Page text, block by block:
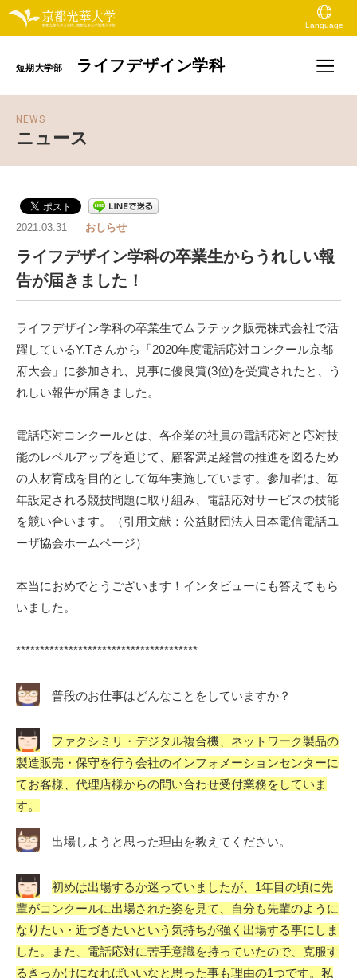
Language
短期大学部 ライフデザイン学科
NEWS
ニュース
2021.03.31 おしらせ
ライフデザイン学科の卒業生からうれしい報
告が届きました！
ライフデザイン学科の卒業生でムラテック販売株式会社で活
躍しているY.Tさんから「2020年度電話応対コンクール京都
府大会」に参加され、見事に優良賞(3位)を受賞されたと、う
れしい報告が届きました。
電話応対コンクールとは、各企業の社員の電話応対と応対技
能のレベルアップを通じて、顧客満足経営の推進を図るため
の人材育成を目的として毎年実施しています。参加者は、毎
年設定される競技問題に取り組み、電話応対サービスの技能
を競い合います。（引用文献：公益財団法人日本電信電話ユ
ーザ協会ホームページ）
本当におめでとうございます！インタビューにも答えてもら
いました。
**************************************
普段のお仕事はどんなことをしていますか？
ファクシミリ・デジタル複合機、ネットワーク製品の
製造販売・保守を行う会社のインフォメーションセンターに
てお客様、代理店様からの問い合わせ受付業務をしていま
す。
出場しようと思った理由を教えてください。
初めは出場するか迷っていましたが、1年目の頃に先
輩がコンクールに出場された姿を見て、自分も先輩のように
なりたい・近づきたいという気持ちが強く出場する事にしま
した。また、電話応対に苦手意識を持っていたので、克服す
るきっかけになればいいなと思った事も理由の1つです。私